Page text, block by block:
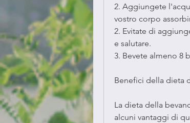
2. Aggiungete
vostro corpo
2. Evitate di
e salutare.
3. Bevete almeno 8
Benefici della dieta
La dieta della
alcuni vantaggi di